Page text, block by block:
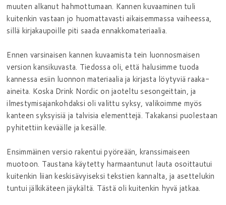
muuten alkanut hahmottumaan. Kannen kuvaaminen tuli
kuitenkin vastaan jo huomattavasti aikaisemmassa vaiheessa,
sillä kirjakaupoille piti saada ennakkomateriaalia.
Ennen varsinaisen kannen kuvaamista tein luonnosmaisen
version kansikuvasta. Tiedossa oli, että halusimme tuoda
kannessa esiin luonnon materiaalia ja kirjasta löytyviä raaka-
aineita. Koska Drink Nordic on jaoteltu sesongeittain, ja
ilmestymisajankohdaksi oli valittu syksy, valikoimme myös
kanteen syksyisiä ja talvisia elementtejä. Takakansi puolestaan
pyhitettiin keväälle ja kesälle.
Ensimmäinen versio rakentui pyöreään, kranssimaiseen
muotoon. Taustana käytetty harmaantunut lauta osoittautui
kuitenkin liian keskisävyiseksi tekstien kannalta, ja asettelukin
tuntui jälkikäteen jäykältä. Tästä oli kuitenkin hyvä jatkaa.